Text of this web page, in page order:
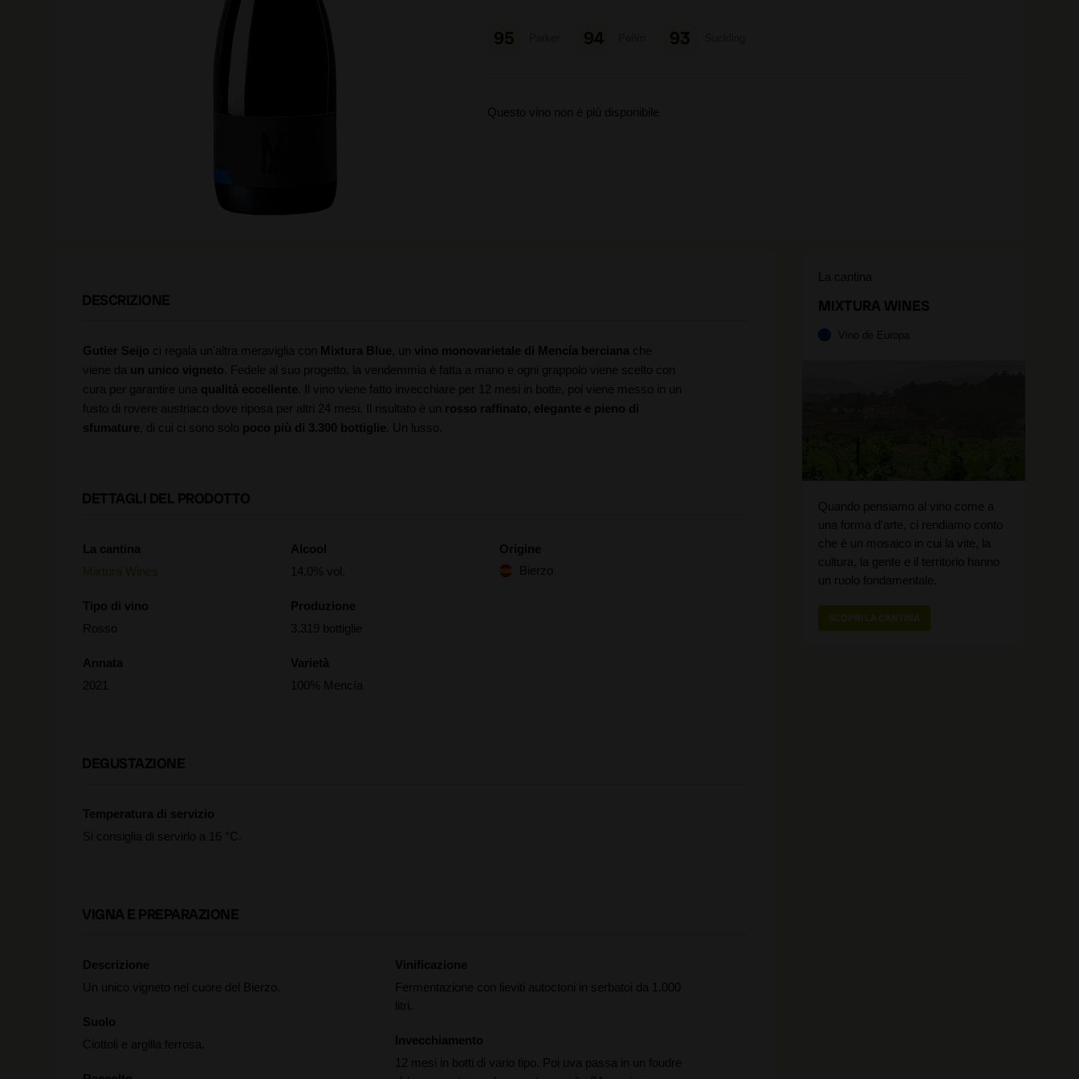
95 94 93
Questo vino non è più disponibile
DESCRIZIONE
Gutier Seijo ci regala un'altra meraviglia con Mixtura Blue , un vino monovarietale di Mencía berciana che
viene da un unico vigneto . Fedele al suo progetto, la vendemmia è fatta a mano e ogni grappolo viene scelto con
cura per garantire una qualità eccellente . Il vino viene fatto invecchiare per 12 mesi in botte, poi viene messo in un
fusto di rovere austriaco dove riposa per altri 24 mesi. Il risultato è un rosso raffinato, elegante e pieno di
sfumature , di cui ci sono solo poco più di 3.300 bottiglie . Un lusso.
DETTAGLI DEL PRODOTTO
La cantina
Tipo di vino
Rosso
Annata
2021
Alcool
14.0% vol.
Produzione
3.319 bottiglie
Varietà
100% Mencía
Origine
Bierzo
DEGUSTAZIONE
Temperatura di servizio
Si consiglia di servirlo a 16 °C.
VIGNA E PREPARAZIONE
Descrizione
Un unico vigneto nel cuore del Bierzo.
Suolo
Ciottoli e argilla ferrosa.
Vinificazione
Fermentazione con lieviti autoctoni in serbatoi da 1.000
litri.
Invecchiamento
12 mesi in botti di vario tipo. Poi uva passa in un foudre
La cantina
MIXTURA WINES
Vino de Europa
Quando pensiamo al vino come a
una forma d'arte, ci rendiamo conto
che è un mosaico in cui la vite, la
cultura, la gente e il territorio hanno
un ruolo fondamentale.
SCOPRI LA CANTINA